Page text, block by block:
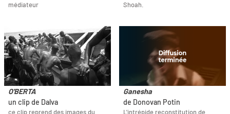
médiateur
Shoah.
O'BERTA
un clip de Dalva
ce clip reprend des images du
Ganesha
de Donovan Potin
L'intrépide reconstitution de